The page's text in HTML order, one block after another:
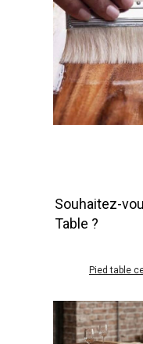
Souhaitez-
Table ?
Pied table